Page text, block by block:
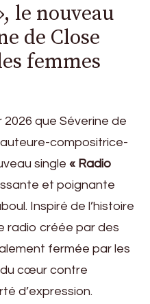
le nouveau
de Close
femmes
2026 que Séverine de
compositrice-
single « Radio
et poignante
Inspiré de l’histoire
radio créée par des
fermée par les
du cœur contre
d’expression.